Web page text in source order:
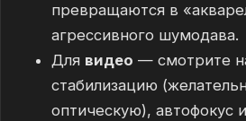
превращаются в
агрессивного шумодава.
Для видео — смотрите
стабилизацию
оптическую), автофокус